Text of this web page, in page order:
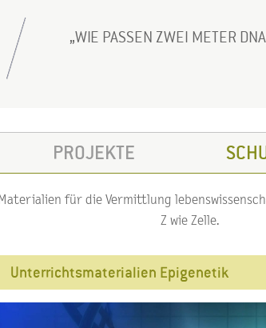
WIE PASSEN ZWEI METER
PROJEKTE
für die Vermittlung
Z wie Zelle.
Unterrichtsmaterialien Epigenetik